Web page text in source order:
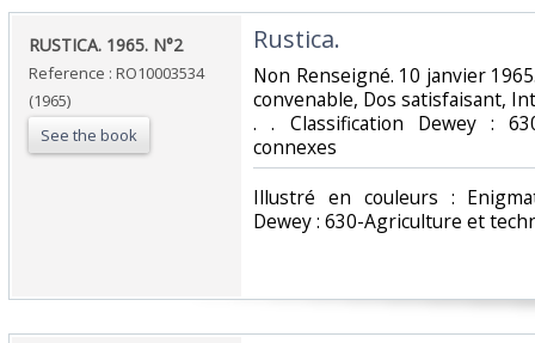
‎RUSTICA. 1965. N°2‎
Reference : RO10003534
(1965)
See the book
‎Rustica.‎
‎Non Renseigné. 10 janvier
convenable, Dos satisfaisant,
. . Classification Dewey :
connexes‎
‎Illustré en couleurs :
Dewey : 630-Agriculture et